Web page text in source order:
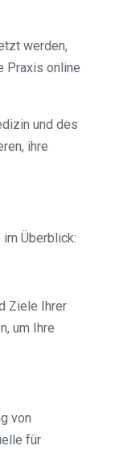
werden,
Praxis online
und des
ihre
Überblick:
Ziele Ihrer
um Ihre
von
für